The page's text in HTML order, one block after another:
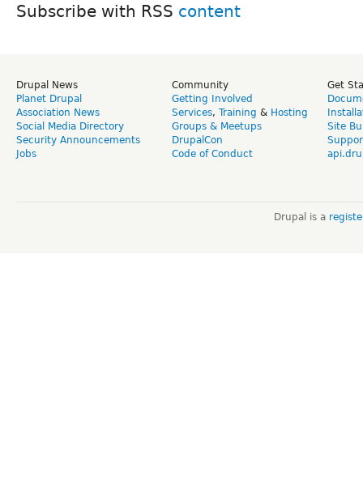
Subscribe with RSS
Drupal News
Planet Drupal
Association News
Social Media Directory
Security Announcements
Jobs
Community
Getting Involved
Services, Training & Hosting
Groups & Meetups
DrupalCon
Code of Conduct
Get
Site
Drupal is a